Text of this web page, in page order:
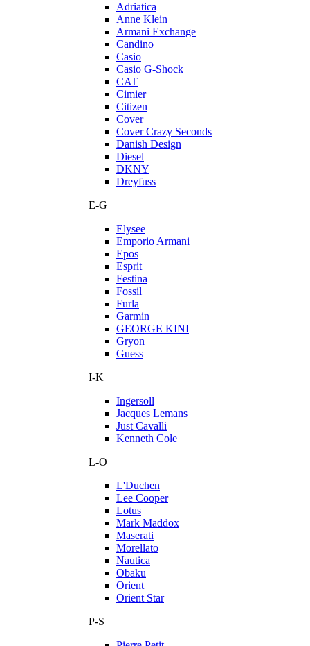
Adriatica
Anne Klein
Armani Exchange
Candino
Casio
Casio G-Shock
CAT
Cimier
Citizen
Cover
Cover Crazy Seconds
Danish Design
Diesel
DKNY
Dreyfuss
E-G
Elysee
Emporio Armani
Epos
Esprit
Festina
Fossil
Furla
Garmin
GEORGE KINI
Gryon
Guess
I-K
Ingersoll
Jacques Lemans
Just Cavalli
Kenneth Cole
L-O
L'Duchen
Lee Cooper
Lotus
Mark Maddox
Maserati
Morellato
Nautica
Obaku
Orient
Orient Star
P-S